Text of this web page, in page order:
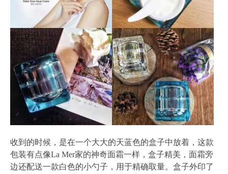
收到的时候，是在一个大大的天蓝色的盒子中放着，这款
包装有点像La Mer家的神奇面霜一样，盒子精美，面霜旁
边还配送一款白色的小勺子，用于精确取量。盒子外印了